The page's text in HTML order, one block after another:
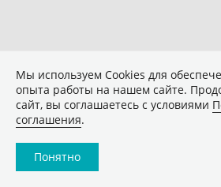
Мы используем Сookies для
опыта работы на нашем сайте.
сайт, вы соглашаетесь с условиями
соглашения.
Понятно